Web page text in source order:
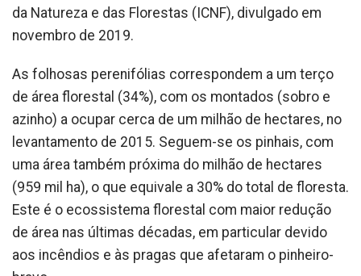
da Natureza e das Florestas (ICNF), divulgado em
novembro de 2019.
As folhosas perenifólias correspondem a um terço
de área florestal (34%), com os montados (sobro e
azinho) a ocupar cerca de um milhão de hectares, no
levantamento de 2015. Seguem-se os pinhais, com
uma área também próxima do milhão de hectares
(959 mil ha), o que equivale a 30% do total de floresta.
Este é o ecossistema florestal com maior redução
de área nas últimas décadas, em particular devido
aos incêndios e às pragas que afetaram o pinheiro-